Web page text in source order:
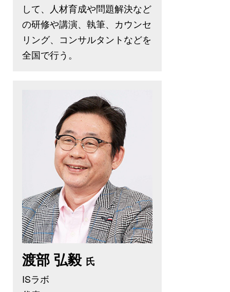
して、人材育成や問題解決など
の研修や講演、執筆、カウンセ
リング、コンサルタントなどを
全国で行う。
渡部 弘毅 氏
ISラボ